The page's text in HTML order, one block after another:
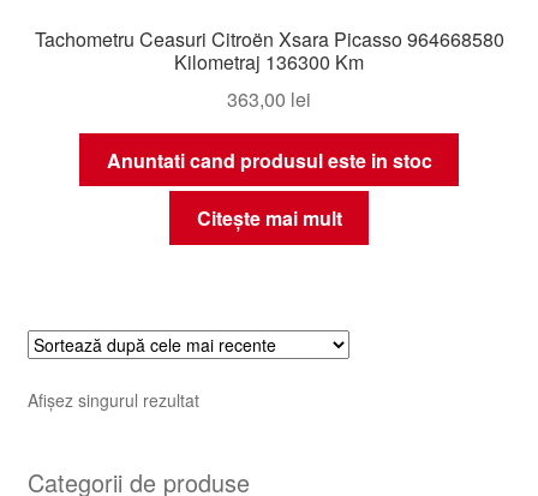
Tachometru Ceasuri Citroën Xsara Picasso 964668580
Kilometraj 136300 Km
363,00 lei
Anuntati cand produsul este in stoc
Citește mai mult
Afișez singurul rezultat
Categorii de produse